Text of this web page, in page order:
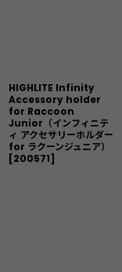
HIGHLITE Infinity
Accessory holder
for Raccoon
Junior（インフィニテ
ィ アクセサリーホルダー
for ラクーンジュニア）
[200571]